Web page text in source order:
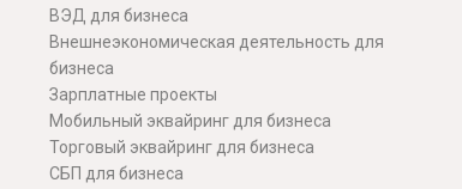
ВЭД для бизнеса
Внешнеэкономическая деятельность для
бизнеса
Зарплатные проекты
Мобильный эквайринг для бизнеса
Торговый эквайринг для бизнеса
СБП для бизнеса